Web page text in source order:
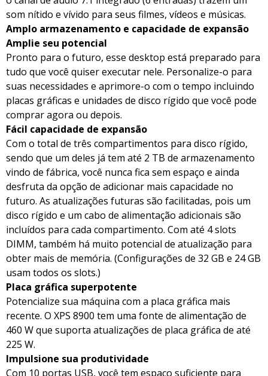
som nítido e vívido para seus filmes, vídeos e músicas.
Amplo armazenamento e capacidade de expansão
Amplie seu potencial
Pronto para o futuro, esse desktop está preparado para
tudo que você quiser executar nele. Personalize-o para
suas necessidades e aprimore-o com o tempo incluindo
placas gráficas e unidades de disco rígido que você pode
comprar agora ou depois.
Fácil capacidade de expansão
Com o total de três compartimentos para disco rígido,
sendo que um deles já tem até 2 TB de armazenamento
vindo de fábrica, você nunca fica sem espaço e ainda
desfruta da opção de adicionar mais capacidade no
futuro. As atualizações futuras são facilitadas, pois um
disco rígido e um cabo de alimentação adicionais são
incluídos para cada compartimento. Com até 4 slots
DIMM, também há muito potencial de atualização para
obter mais de memória. (Configurações de 32 GB e 24 GB
usam todos os slots.)
Placa gráfica superpotente
Potencialize sua máquina com a placa gráfica mais
recente. O XPS 8900 tem uma fonte de alimentação de
460 W que suporta atualizações de placa gráfica de até
225 W.
Impulsione sua produtividade
Com 10 portas USB, você tem espaço suficiente para